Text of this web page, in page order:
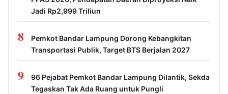
Jadi Rp2,999 Triliun
8
Pemkot Bandar Lampung Dorong Kebangkitan
Transportasi Publik, Target BTS Berjalan 2027
9
96 Pejabat Pemkot Bandar Lampung Dilantik, Sekda
Tegaskan Tak Ada Ruang untuk Pungli